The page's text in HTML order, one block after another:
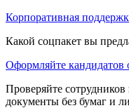
Корпоративная
Какой соцпакет вы
Оформляйте кандидатов
Проверяйте
документы без бумаг и